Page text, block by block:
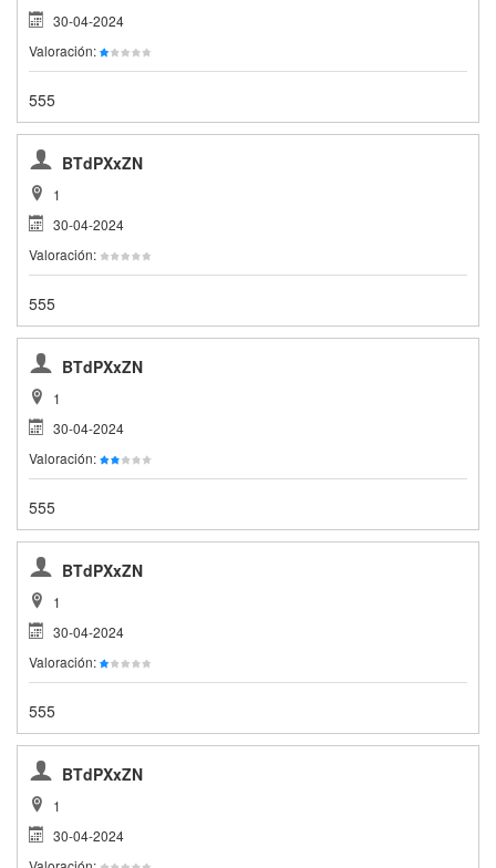
30-04-2024
Valoración:
555
BTdPXxZN
1
30-04-2024
Valoración:
555
BTdPXxZN
1
30-04-2024
Valoración:
555
BTdPXxZN
1
30-04-2024
Valoración:
555
BTdPXxZN
1
30-04-2024